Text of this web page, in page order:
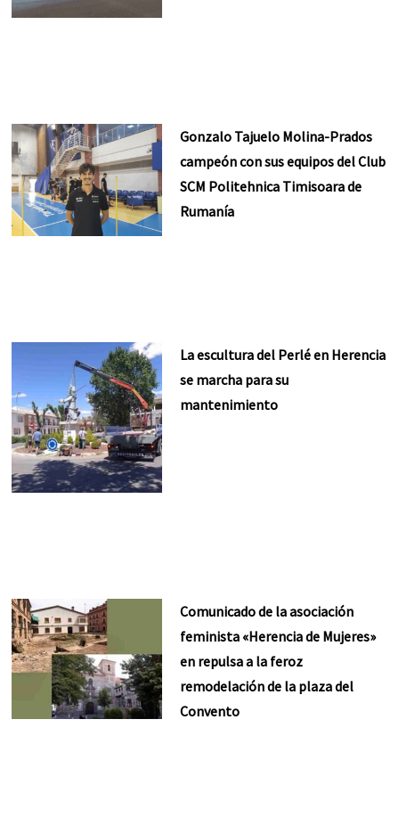
Gonzalo Tajuelo Molina-Prados
campeón con sus equipos del Club
SCM Politehnica Timisoara de
Rumanía
La escultura del Perlé en Herencia
se marcha para su
mantenimiento
Comunicado de la asociación
feminista «Herencia de Mujeres»
en repulsa a la feroz
remodelación de la plaza del
Convento